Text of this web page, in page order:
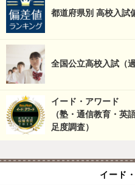
都道府県別 高校入試
全国公立高校入試（
イード・アワード
（塾・通信教育・英
足度調査）
イード